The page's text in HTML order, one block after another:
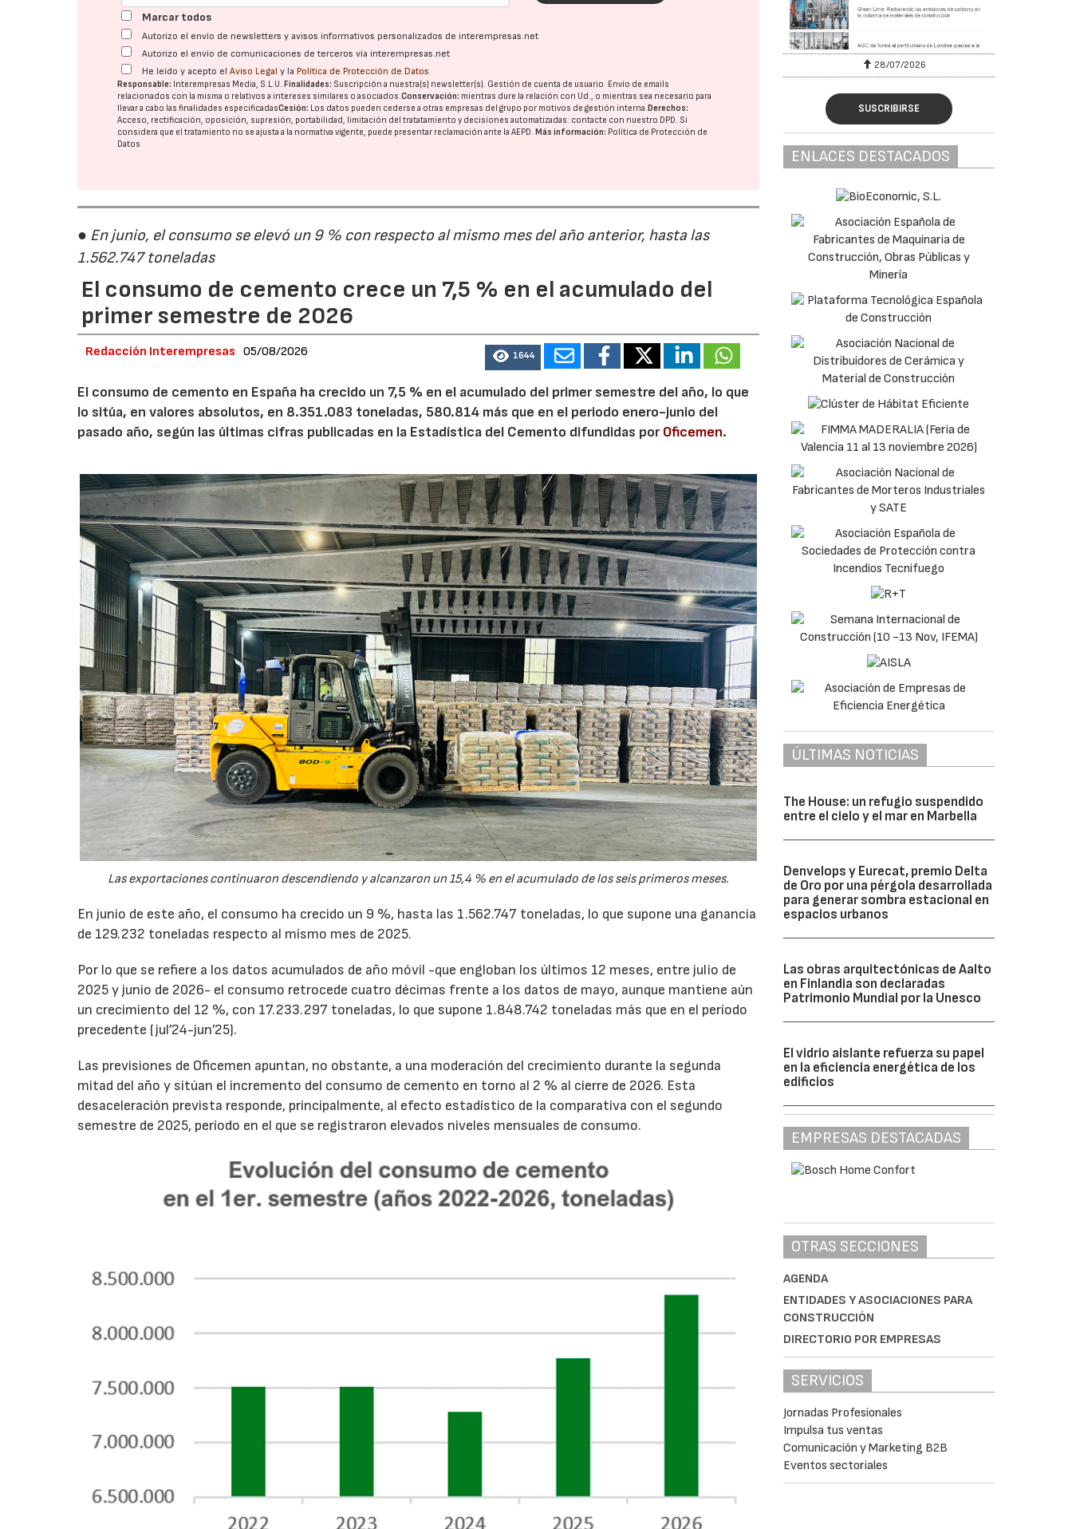
Marcar todos
Autorizo el envío de newsletters y avisos informativos personalizados de interempresas.net
Autorizo el envío de comunicaciones de terceros vía interempresas.net
He leído y acepto elAviso Legal y la Política de Protección de Datos
Responsable: Interempresas Media, S.L.U. Finalidades: Suscripción a nuestra(s) newsletter(s). Gestión de cuenta de usuario. Envío de emails
relacionados con la misma o relativos a intereses similares o asociados.Conservación: mientras dure la relación con Ud., o mientras sea necesario para
llevar a cabo las finalidades especificadasCesión: Los datos pueden cederse a otras empresas del grupo por motivos de gestión interna. Derechos:
Acceso, rectificación, oposición, supresión, portabilidad, limitación del tratatamiento y decisiones automatizadas: contacte con nuestro DPD. Si
considera que el tratamiento no se ajusta a la normativa vigente, puede presentar reclamación ante laAEPD. Más información: Política de Protección de
Datos
● En junio, el consumo se elevó un 9 % con respecto al mismo mes del año anterior, hasta las
1.562.747 toneladas
El consumo de cemento crece un 7,5 % en el acumulado del
primer semestre de 2026
Redacción Interempresas 05/08/2026 1644
El consumo de cemento en España ha crecido un 7,5 % en el acumulado del primer semestre del año, lo que
lo sitúa, en valores absolutos, en 8.351.083 toneladas, 580.814 más que en el periodo enero-junio del
pasado año, según las últimas cifras publicadas en la Estadística del Cemento difundidas porOficemen.
Las exportaciones continuaron descendiendo y alcanzaron un 15,4 % en el acumulado de los seis primeros meses.
En junio de este año, el consumo ha crecido un 9 %, hasta las 1.562.747 toneladas, lo que supone una ganancia
de 129.232 toneladas respecto al mismo mes de 2025.
Por lo que se refiere a los datos acumulados de año móvil -que engloban los últimos 12 meses, entre julio de
2025 y junio de 2026- el consumo retrocede cuatro décimas frente a los datos de mayo, aunque mantiene aún
un crecimiento del 12 %, con 17.233.297 toneladas, lo que supone 1.848.742 toneladas más que en el período
precedente (jul’24-jun’25).
Las previsiones de Oficemen apuntan, no obstante, a una moderación del crecimiento durante la segunda
mitad del año y sitúan el incremento del consumo de cemento en torno al 2 % al cierre de 2026. Esta
desaceleración prevista responde, principalmente, al efecto estadístico de la comparativa con el segundo
semestre de 2025, período en el que se registraron elevados niveles mensuales de consumo.
28/07/2026
SUSCRIBIRSE
ENLACES DESTACADOS
ÚLTIMAS NOTICIAS
The House: un refugio suspendido
entre el cielo y el mar en Marbella
Denvelops y Eurecat, premio Delta
de Oro por una pérgola desarrollada
para generar sombra estacional en
espacios urbanos
Las obras arquitectónicas de Aalto
en Finlandia son declaradas
Patrimonio Mundial por la Unesco
El vidrio aislante refuerza su papel
en la eficiencia energética de los
edificios
EMPRESAS DESTACADAS
OTRAS SECCIONES
AGENDA
ENTIDADES Y ASOCIACIONES PARA
CONSTRUCCIÓN
DIRECTORIO POR EMPRESAS
SERVICIOS
Jornadas Profesionales
Impulsa tus ventas
Comunicación y Marketing B2B
Eventos sectoriales